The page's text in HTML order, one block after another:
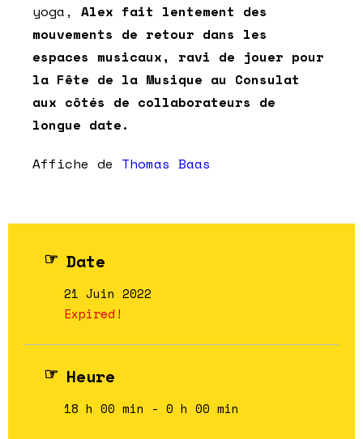
yoga, Alex fait lentement des
mouvements de retour dans les
espaces musicaux, ravi de jouer pour
la Fête de la Musique au Consulat
aux côtés de collaborateurs de
longue date.
Affiche de Thomas Baas
Date
21 Juin 2022
Expired!
Heure
18 h 00 min - 0 h 00 min